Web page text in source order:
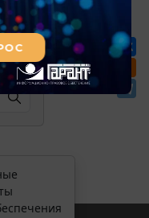
Перепечатка